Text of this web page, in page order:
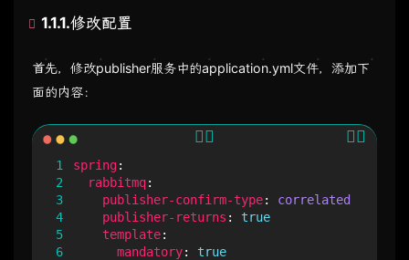
1.1.1.修改配置
首先，修改publisher服务中的application.yml文件，添加下
面的内容：
1
2
3
4
5
6
spring:
rabbitmq:
publisher-confirm-type:
correlated
publisher-returns :
true
template:
mandatory: true